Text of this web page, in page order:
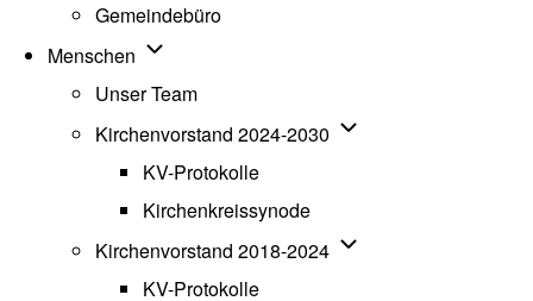
Gemeindebüro
Menschen Unternavigation von Menschen
Unser Team
Kirchenvorstand 2024-2030 Unternavigation von
KV-Protokolle
Kirchenkreissynode
Kirchenvorstand 2018-2024 Unternavigation von
KV-Protokolle